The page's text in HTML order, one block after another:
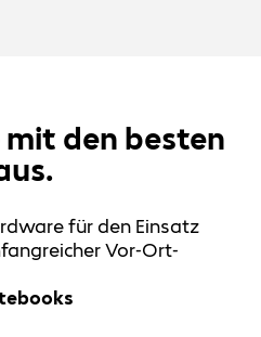
mit den besten
für den Einsatz
Vor-Ort-